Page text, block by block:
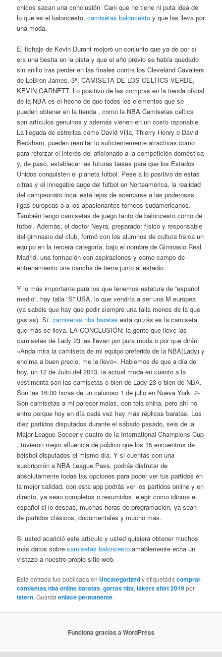
chicos sacan una conclusión: Cani que no tiene ni puta idea de
lo que es el baloncesto,camisetas baloncesto y que las lleva por
una moda.
El fichaje de Kevin Durant mejoró un conjunto que ya de por sí
era una bestia en la pista y que el año previo se había quedado
sin anillo tras perder en las finales contra los Cleveland Cavaliers
de LeBron James. 3º. CAMISETA DE LOS CELTICS VERDE,
KEVIN GARNETT. Lo positivo de las compras en la tienda oficial
de la NBA es el hecho de que todos los elementos que se
pueden obtener en la tienda , como la NBA Camisetas celtics
son artículos genuinos y además vienen en un costo razonable.
La llegada de estrellas como David Villa, Thierry Henry o David
Beckham, pueden resultar lo suficientemente atractivas como
para reforzar el interés del aficionado a la competición doméstica
y, de paso, establecer las futuras bases para que los Estados
Unidos conquisten el planeta fútbol. Pese a lo positivo de estas
cifras y el innegable auge del fútbol en Norteamérica, la realidad
del campeonato local está lejos de acercarse a las poderosas
ligas europeas o a los apasionantes torneos sudamericanos.
También tengo camisetas de juego tanto de baloncesto como de
fútbol. Además, el doctor Neyra, preparador físico y responsable
del gimnasio del club, formó con los alumnos de cultura física un
equipo en la tercera categoría, bajo el nombre de Gimnasio Real
Madrid, una formación con aspiraciones y como campo de
entrenamiento una cancha de tierra junto al estadio.
Y lo más importante para los que tenemos estatura de “español
medio”, hay talla “S” USA, lo que vendría a ser una M europea
(ya sabéis que hay que pedir siempre una talla menos de la que
gastas). Sí,camisetas nba baratas esta quizás es la camiseta
que más se lleva. LA CONCLUSIÓN: la gente que lleve las
camisetas de Lady 23 las llevan por pura moda o por que dirán:
«Anda mira la camiseta de mi equipo preferido de la NBA(Lady) y
encima a buen precio, me la llevo». Hablemos de que a día de
hoy, un 12 de Julio del 2013, la actual moda en cuanto a la
vestimenta son las camisetas o bien de Lady 23 o bien de NBA.
Son las 16:00 horas de un caluroso 1 de julio en Nueva York. 2-
Son camisetas a mi parecer malas, con tela china, pero ahí no
entro porque hoy en día cada vez hay más réplicas baratas. Los
diez partidos disputados durante el sábado pasado, seis de la
Major League Soccer y cuatro de la International Champions Cup
, tuvieron mejor afluencia de público que los 15 encuentros de
béisbol disputados el mismo día. Y si cuentas con una
suscripción a NBA League Pass, podrás disfrutar de
absolutamente todas las opciones para poder ver tus partidos en
la mejor calidad, con esta app podrás ver los partidos online y en
directo, ya sean completos o resumidos, elegir como idioma el
español si lo deseas, muchas horas de programación, ya sean
de partidos clásicos, documentales y mucho más.
Si usted acarició este artículo y usted quisiera obtener muchos
más datos sobrecamisetas baloncesto amablemente echa un
vistazo a nuestro propio sitio web.
Esta entrada fue publicada en Uncategorizedy etiquetadacomprar
camisetas nba online baratas,gorras nba,lakers shirt 2019por
istern. Guardaenlace permanente.
Funciona gracias a WordPress